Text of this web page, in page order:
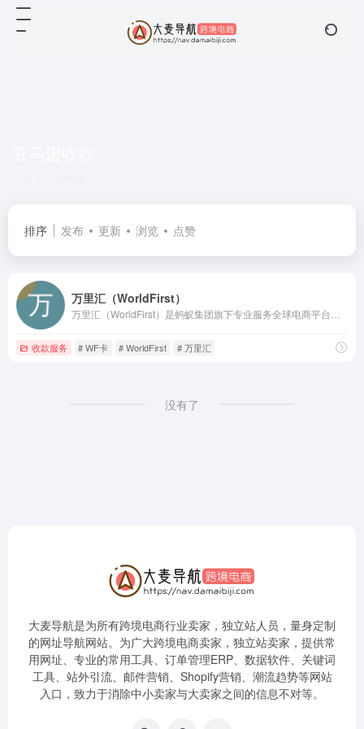
排序 发布 更新 浏览 点赞
万里汇（WorldFirst）
收款服务 # WF卡 # WorldFirst # 万里汇
没有了
大麦导航是为所有跨境电商行业卖家，独立站人员，量身定制
的网址导航网站。为广大跨境电商卖家，独立站卖家，提供常
用网址、专业的常用工具、订单管理ERP、数据软件、关键词
工具、站外引流、邮件营销、Shopify营销、潮流趋势等网站
入口，致力于消除中小卖家与大卖家之间的信息不对等。